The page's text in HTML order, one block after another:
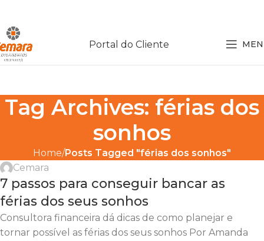
Portal do Cliente
Tag Archives: férias dos
sonhos
Home Posts Tagged "férias dos sonhos"
Cemara
7 passos para conseguir bancar as
férias dos seus sonhos
Consultora financeira dá dicas de como planejar e
tornar possível as férias dos seus sonhos Por Amanda